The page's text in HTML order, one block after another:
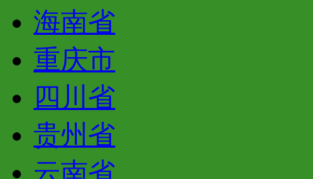
海南省
重庆市
四川省
贵州省
云南省